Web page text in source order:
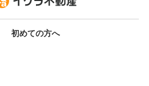
初めての方へ